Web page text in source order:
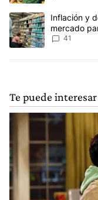
Un artículo deInflación y
mercado
41